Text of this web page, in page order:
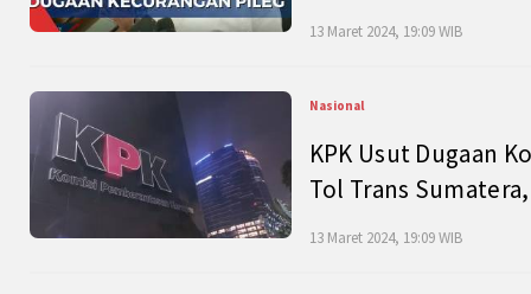
13 Maret 2024, 19:09 WIB
Nasional
KPK Usut Dugaan
Tol Trans
13 Maret 2024, 19:09 WIB